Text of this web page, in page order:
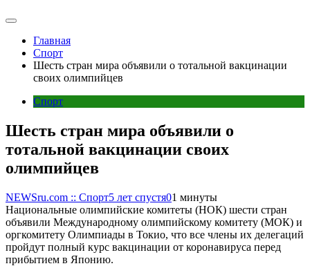
Главная
Спорт
Шесть стран мира объявили о тотальной вакцинации
своих олимпийцев
Спорт
Шесть стран мира объявили о
тотальной вакцинации своих
олимпийцев
NEWSru.com :: Спорт5 лет спустя01 минуты
Национальные олимпийские комитеты (НОК) шести стран
объявили Международному олимпийскому комитету (МОК) и
оргкомитету Олимпиады в Токио, что все члены их делегаций
пройдут полный курс вакцинации от коронавируса перед
прибытием в Японию.